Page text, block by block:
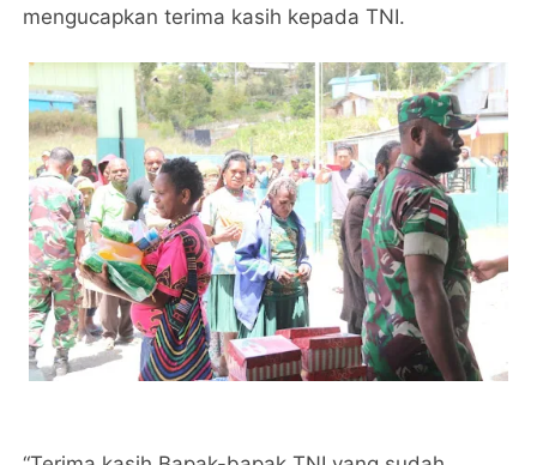
mengucapkan terima kasih kepada TNI.